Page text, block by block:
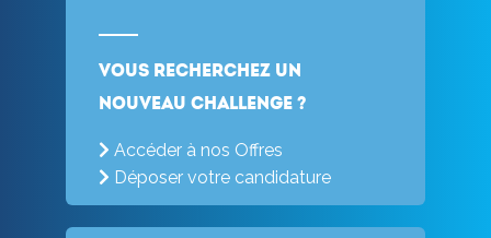
Vous recherchez un
nouveau challenge ?
Accéder à nos Offres
Déposer votre candidature